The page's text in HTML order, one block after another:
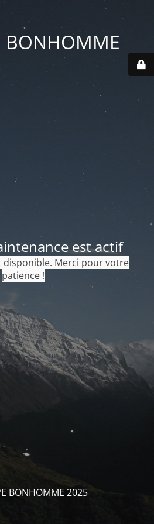
BONHOMME
est actif
disponible. Merci pour votre
patience !
BONHOMME 2025